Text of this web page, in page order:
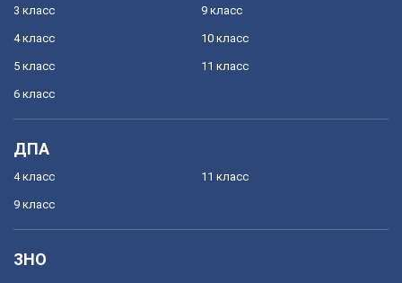
3 класс
4 класс
5 класс
6 класс
9 класс
10 класс
11 класс
ДПА
4 класс
9 класс
11 класс
ЗНО